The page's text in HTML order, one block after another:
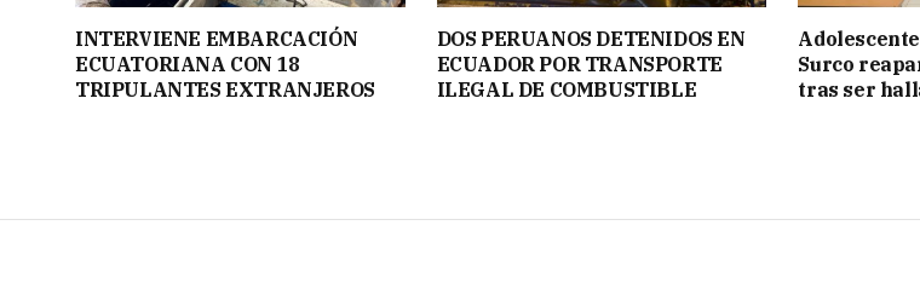
INTERVIENE EMBARCACIÓN
ECUATORIANA CON 18
TRIPULANTES EXTRANJEROS
DOS PERUANOS DETENIDOS EN
ECUADOR POR TRANSPORTE
ILEGAL DE COMBUSTIBLE
Surco
tras ser